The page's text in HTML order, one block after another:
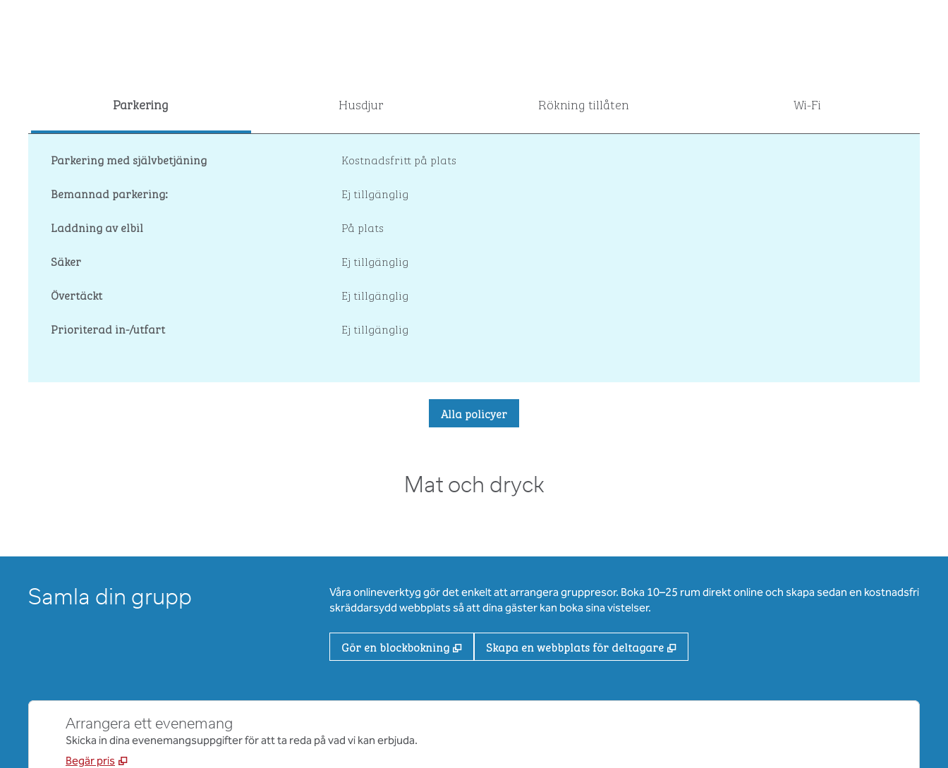
Parkering Husdjur Rökning tillåten Wi-Fi
Parkering med självbetjäning
Kostnadsfritt på plats
Bemannad parkering:
Ej tillgänglig
Laddning av elbil
På plats
Säker
Ej tillgänglig
Övertäckt
Ej tillgänglig
Prioriterad in-/utfart
Ej tillgänglig
Alla policyer
Mat och dryck
Samla din grupp
Våra onlineverktyg gör det enkelt att arrangera gruppresor. Boka 10–25 rum direkt online och skapa sedan en kostnadsfri
skräddarsydd webbplats så att dina gäster kan boka sina vistelser.
Gör en blockbokning , Öppnas i ny flik
Skapa en webbplats för deltagare ,
Arrangera ett evenemang
Skicka in dina evenemangsuppgifter för att ta reda på vad vi kan erbjuda.
Begär pris